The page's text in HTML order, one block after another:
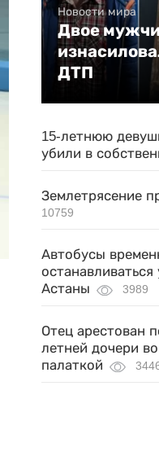
Новости мира
Двое
ДТП
15-летнюю
убили в
Землетрясение
10759
Автобусы
Астаны
3989
Отец арестован
летней дочери
палаткой